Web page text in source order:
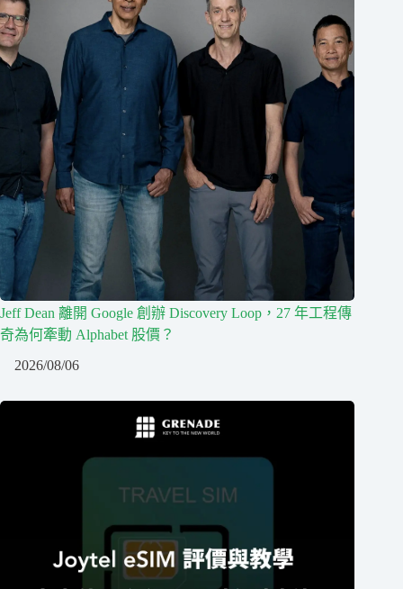
Jeff Dean 離開 Google 創辦 Discovery Loop，27 年工程傳
奇為何牽動 Alphabet 股價？
2026/08/06